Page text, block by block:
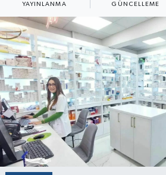
YAYINLANMA GÜNCELLEME